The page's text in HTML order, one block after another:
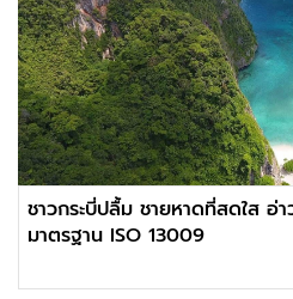
ชาวกระบี่ปลื้ม ชายหาดที่สดใส อ่
มาตรฐาน ISO 13009